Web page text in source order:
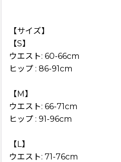
【サイズ】
【S】
ウエスト: 60-66cm
ヒップ : 86-91cm
【M】
ウエスト: 66-71cm
ヒップ : 91-96cm
【L】
ウエスト: 71-76cm